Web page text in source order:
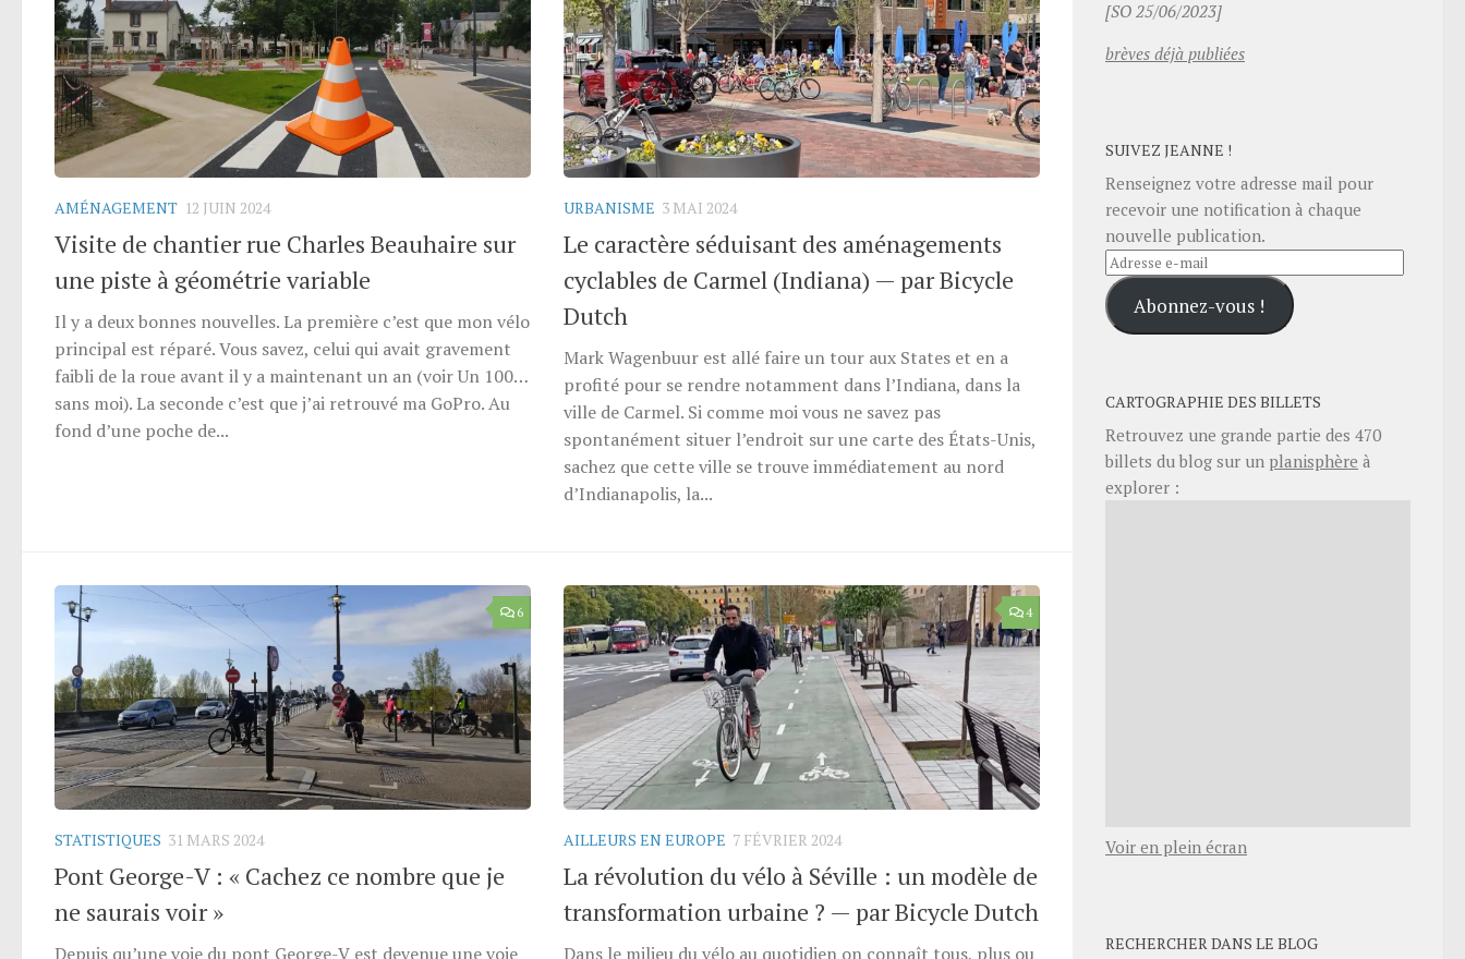
AMÉNAGEMENT 12 JUIN 2024
Visite de chantier rue Charles Beauhaire sur
une piste à géométrie variable
Il y a deux bonnes nouvelles. La première c’est que mon vélo
principal est réparé. Vous savez, celui qui avait gravement
faibli de la roue avant il y a maintenant un an (voir Un 100…
sans moi). La seconde c’est que j’ai retrouvé ma GoPro. Au
fond d’une poche de...
URBANISME 3 MAI 2024
Le caractère séduisant des aménagements
cyclables de Carmel (Indiana) — par Bicycle
Dutch
Mark Wagenbuur est allé faire un tour aux States et en a
profité pour se rendre notamment dans l’Indiana, dans la
ville de Carmel. Si comme moi vous ne savez pas
spontanément situer l’endroit sur une carte des États-Unis,
sachez que cette ville se trouve immédiatement au nord
d’Indianapolis, la...
6
STATISTIQUES 31 MARS 2024
Pont George-V : « Cachez ce nombre que je
ne saurais voir »
Depuis qu’une voie du pont George-V est devenue une voie
4
AILLEURS EN EUROPE 7 FÉVRIER 2024
La révolution du vélo à Séville : un modèle de
transformation urbaine ? — par Bicycle Dutch
Dans le milieu du vélo au quotidien on connaît tous, plus ou
[SO 25/06/2023]
brèves déjà publiées
SUIVEZ JEANNE !
Renseignez votre adresse mail pour
recevoir une notification à chaque
nouvelle publication.
Adresse
e-
mailAbonnez-vous !
CARTOGRAPHIE DES BILLETS
Retrouvez une grande partie des 470
billets du blog sur un planisphère à
explorer :
Voir en plein écran
RECHERCHER DANS LE BLOG